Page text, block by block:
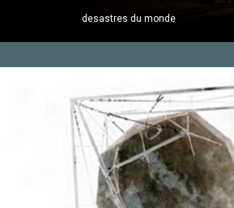
desastres du monde